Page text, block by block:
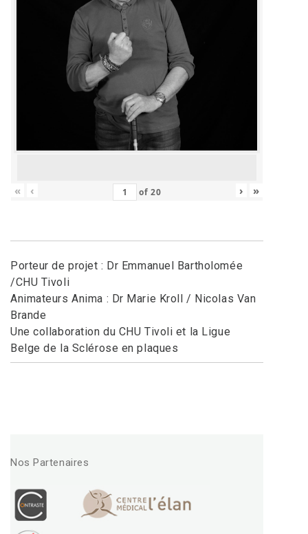
« ‹ of20 › »
Porteur de projet : Dr Emmanuel Bartholomée
/CHU Tivoli
Animateurs Anima : Dr Marie Kroll / Nicolas Van
Brande
Une collaboration du CHU Tivoli et la Ligue
Belge de la Sclérose en plaques
Nos Partenaires